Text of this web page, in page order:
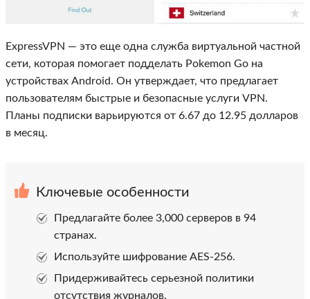
ExpressVPN — это еще одна служба виртуальной частной
сети, которая помогает подделать Pokemon Go на
устройствах Android. Он утверждает, что предлагает
пользователям быстрые и безопасные услуги VPN.
Планы подписки варьируются от 6.67 до 12.95 долларов
в месяц.
Ключевые особенности
Предлагайте более 3,000 серверов в 94
странах.
Используйте шифрование AES-256.
Придерживайтесь серьезной политики
отсутствия журналов.